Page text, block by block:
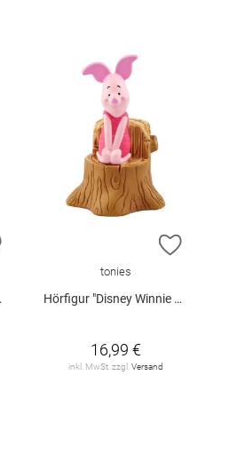
ZUR WUNSCHLISTE HINZUFÜGEN
ZUR
tonies
Hörfigur "Disney Winnie Puuh - Ferkels großes Abenteuer"
16,99 €
inkl. MwSt. zzgl. Versand